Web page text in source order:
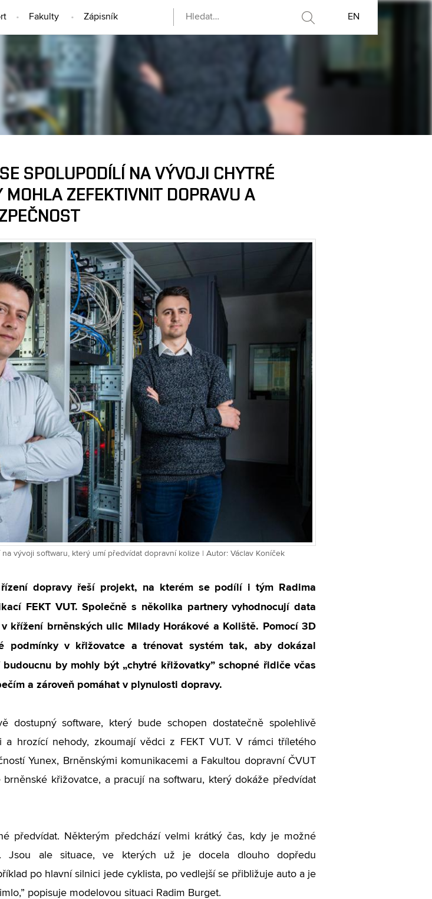
Fakulty Zápisník EN
A OBJEVY
SPOLUPODÍLÍ NA VÝVOJI CHYTRÉ
MOHLA ZEFEKTIVNIT DOPRAVU A
vývoji softwaru, který umí předvídat dopravní kolize | Autor: Václav Koníček
dopravy řeší projekt, na kterém se podílí i tým Radima
FEKT VUT. Společně s několika partnery vyhodnocují data
křížení brněnských ulic Milady Horákové a Koliště. Pomocí 3D
podmínky v křižovatce a trénovat systém tak, aby dokázal
by mohly být „chytré křižovatky” schopné řidiče včas
a zároveň pomáhat v plynulosti dopravy.
dostupný software, který bude schopen dostatečně spolehlivě
a hrozící nehody, zkoumají vědci z FEKT VUT. V rámci tříletého
Yunex, Brněnskými komunikacemi a Fakultou dopravní ČVUT
křižovatce, a pracují na softwaru, který dokáže předvídat
předvídat. Některým předchází velmi krátký čas, kdy je možné
Jsou ale situace, ve kterých už je docela dlouho dopředu
po hlavní silnici jede cyklista, po vedlejší se přibližuje auto a je
popisuje modelovou situaci Radim Burget.